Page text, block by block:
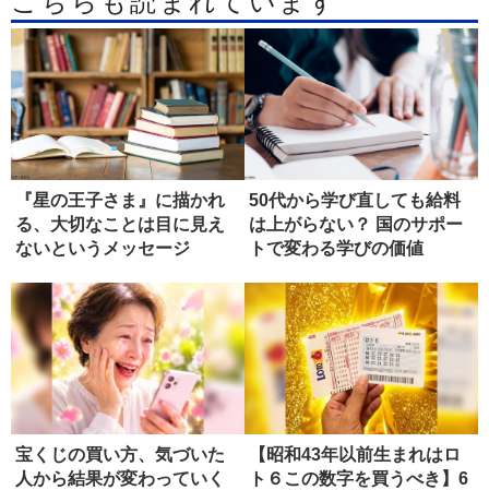
『星の王子さま』に描かれ
る、大切なことは目に見え
ないというメッセージ
50代から学び直しても給料
は上がらない？ 国のサポー
トで変わる学びの価値
宝くじの買い方、気づいた
人から結果が変わっていく
【昭和43年以前生まれはロ
ト６この数字を買うべき】6